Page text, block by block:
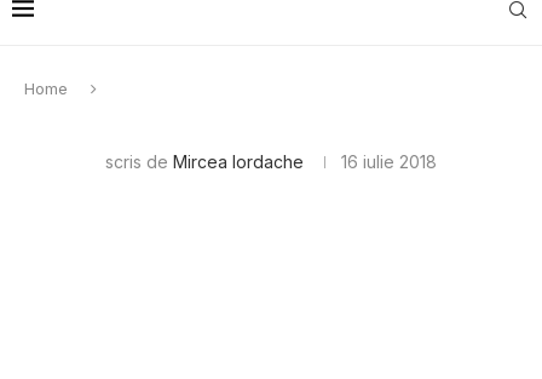
Home
scris de Mircea Iordache 16 iulie 2018